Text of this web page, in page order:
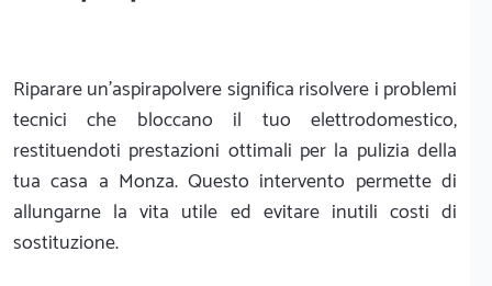
Riparare un'aspirapolvere significa risolvere i problemi
tecnici che bloccano il tuo elettrodomestico,
restituendoti prestazioni ottimali per la pulizia della
tua casa a Monza. Questo intervento permette di
allungarne la vita utile ed evitare inutili costi di
sostituzione.